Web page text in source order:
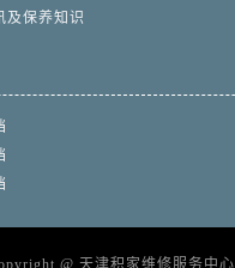
及保养知识